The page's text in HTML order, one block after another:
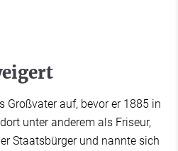
Großvater auf, bevor er 1885 in
unter anderem als Friseur,
Staatsbürger und nannte sich